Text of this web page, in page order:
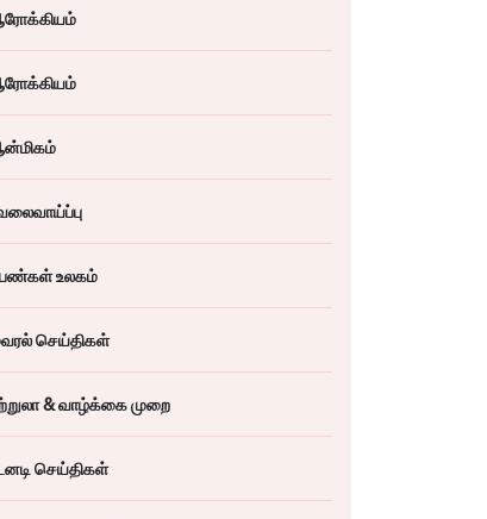
உலகம்
செய்திகள்
& வாழ்க்கை முறை
செய்திகள்